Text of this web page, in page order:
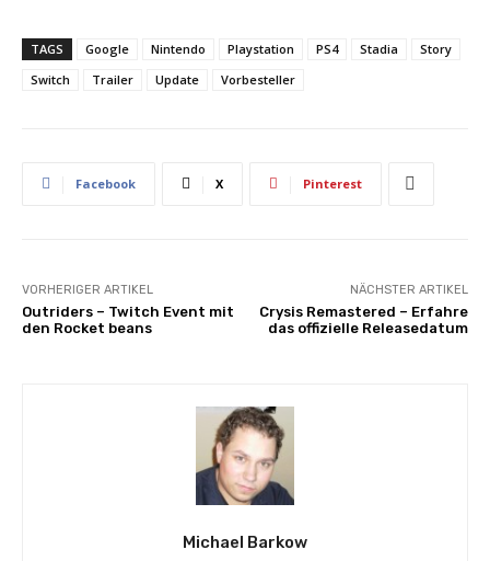
TAGS Google Nintendo Playstation PS4 Stadia
Story
Switch
Trailer Update Vorbesteller
Facebook X Pinterest
VORHERIGER ARTIKEL
Outriders – Twitch Event mit
den Rocket beans
NÄCHSTER ARTIKEL
Crysis Remastered – Erfahre
das offizielle Releasedatum
Michael Barkow